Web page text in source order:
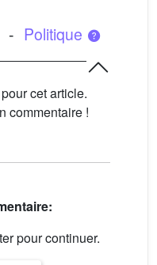
- Politique
cet article.
commentaire !
pour continuer.